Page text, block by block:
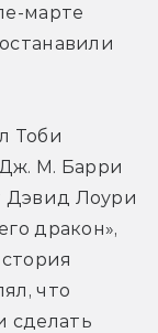
марте
Тоби
Дж. М. Барри
Дэвид Лоури
дракон»,
что
сделать